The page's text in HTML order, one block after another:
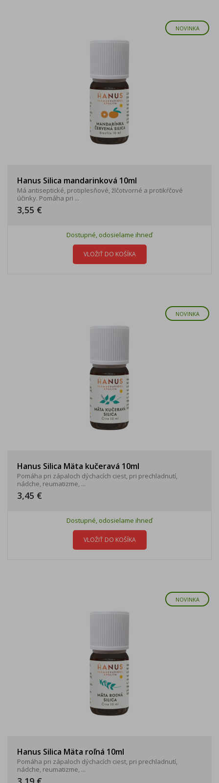
NOVINKA
Hanus Silica mandarinková 10ml
Má antiseptické, protiplesňové, žlčotvorné a protikŕčové
účinky. Pomáha pri ...
3,55 €
Dostupné, odosielame ihneď
VLOŽIŤ DO KOŠÍKA
NOVINKA
Hanus Silica Mäta kučeravá 10ml
Pomáha pri zápaloch dýchacích ciest, pri prechladnutí,
nádche, reumatizme, ...
3,45 €
Dostupné, odosielame ihneď
VLOŽIŤ DO KOŠÍKA
NOVINKA
Hanus Silica Mäta roľná 10ml
Pomáha pri zápaloch dýchacích ciest, pri prechladnutí,
nádche, reumatizme, ...